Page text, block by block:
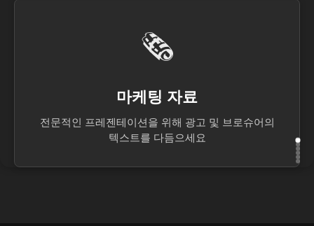
🗞️
마케팅 자료
전문적인 프레젠테이션을 위해 광고 및 브로슈어의
텍스트를 다듬으세요